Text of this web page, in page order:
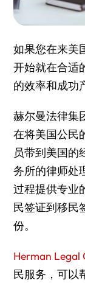
如果您在来美
开始就在合适
的效率和成功
赫尔曼法律集
在将美国公民
员带到美国的
务所的律师处
过程提供专业
民签证到移民
份。
Herman Legal
民服务，可以